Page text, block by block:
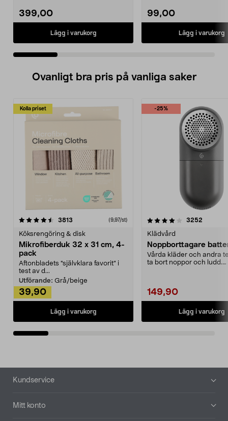
399,00
Lägg i varukorg
99,00
Lägg i varukorg
Ovanligt bra pris på vanliga saker
Kolla priset
3813 (9,97/st)
Köksrengöring & disk
Mikrofiberduk 32 x 31 cm, 4-
pack
Aftonbladets "självklara favorit” i
test av d...
Utförande: Grå/beige
39,90
Lägg i varukorg
-25%
4.0av 5 stjärnor 3252
Klädvård
Noppborttagare
Vårda kläder och andra
ta bort noppor och ludd.
149,90
Lägg i varukorg
4.5av 5 stjärnor
Sidfot
Kundservice
Mitt konto